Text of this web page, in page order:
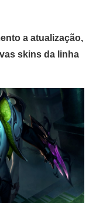
a atualização,
skins da linha